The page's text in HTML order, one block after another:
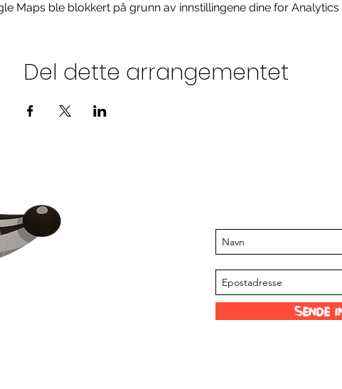
Maps ble blokkert på grunn av innstillingene dine for
Del dette arrangementet
Sende